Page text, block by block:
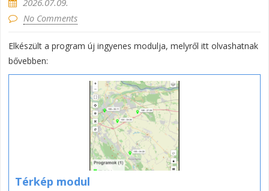
No Comments
Elkészült a program új ingyenes modulja, melyről itt olvashatnak
bővebben:
Térkép modul